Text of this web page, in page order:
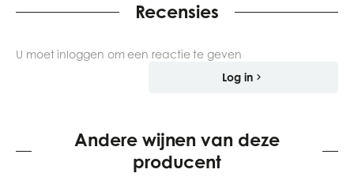
Recensies
U moet inloggen om een reactie te geven
Log in
Andere wijnen van deze
producent